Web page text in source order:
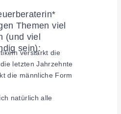
Themen viel
(und viel
sein):
verstärkt die
letzten Jahrzehnte
die männliche Form
natürlich alle